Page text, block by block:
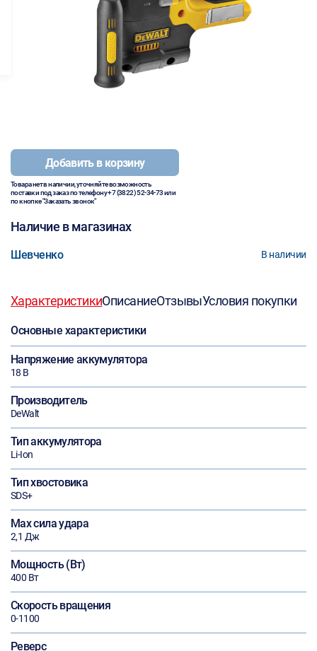
Добавить в корзину
Товара нет в наличии, уточняйте возможность
поставки под заказ по телефону+7 (3822) 52-34-73или
по кнопке "Заказать звонок"
Наличие в магазинах
Шевченко В наличии
ХарактеристикиОписаниеОтзывыУсловия покупки
Основные характеристики
Напряжение аккумулятора
18 В
Производитель
DeWalt
Тип аккумулятора
Li-Ion
Тип хвостовика
SDS+
Max сила удара
2,1 Дж
Мощность (Вт)
400 Вт
Скорость вращения
0-1100
Реверс